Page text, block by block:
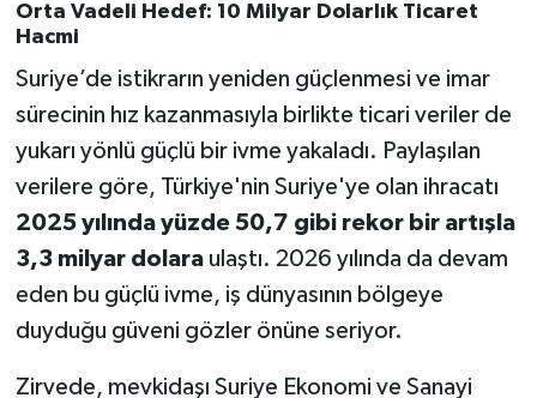
Orta Vadeli Hedef: 10 Milyar Dolarlık Ticaret
Hacmi
Suriye’de istikrarın yeniden güçlenmesi ve imar
sürecinin hız kazanmasıyla birlikte ticari veriler de
yukarı yönlü güçlü bir ivme yakaladı. Paylaşılan
verilere göre, Türkiye'nin Suriye'ye olan ihracatı
2025 yılında yüzde 50,7 gibi rekor bir artışla
3,3 milyar dolaraulaştı. 2026 yılında da devam
eden bu güçlü ivme, iş dünyasının bölgeye
duyduğu güveni gözler önüne seriyor.
Zirvede, mevkidaşı Suriye Ekonomi ve Sanayi